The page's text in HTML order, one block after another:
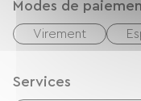
Modes de
Virement
Services